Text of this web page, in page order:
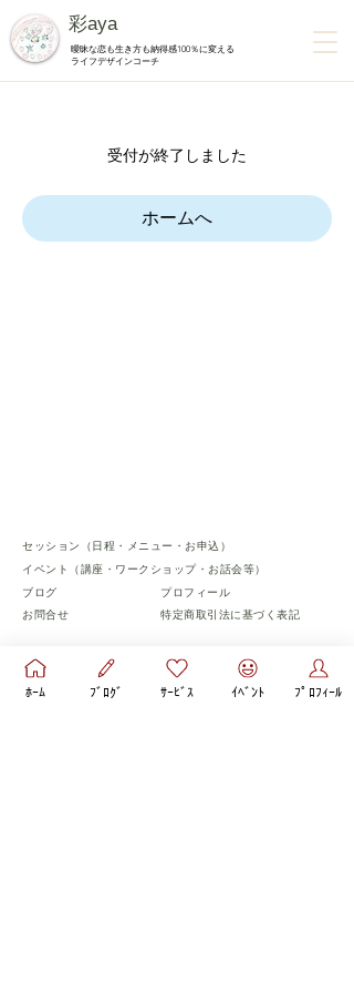
彩aya
曖昧な恋も生き方も納得感100％に変える
ライフデザインコーチ
受付が終了しました
ホームへ
セッション（日程・メニュー・お申込）
​イベント（講座・ワークショップ・お話会等）
​ブログ
お問合せ
​プロフィール
​特定商取引法に基づく表記
​フォローお願いします♡
ﾎｰﾑ ﾌﾞﾛｸﾞ ｻｰﾋﾞｽ ｲﾍﾞﾝﾄ ﾌﾟﾛﾌｨｰﾙ